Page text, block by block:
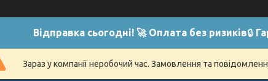
Відправка сьогодні! 🚀 Оплата без ризиків🔒
Зараз у компанії неробочий час. Замовлення та